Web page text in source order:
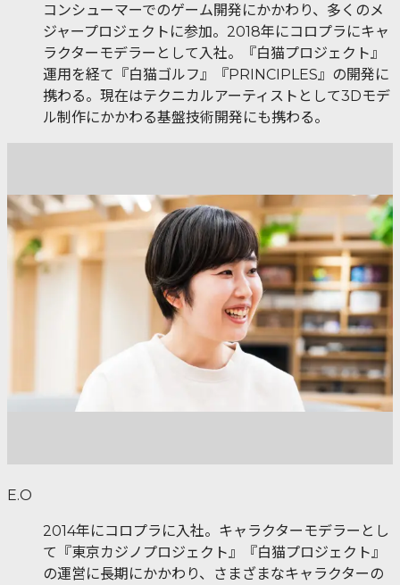
コンシューマーでのゲーム開発にかかわり、多くのメ
ジャープロジェクトに参加。2018年にコロプラにキャ
ラクターモデラーとして入社。『白猫プロジェクト』
運用を経て『白猫ゴルフ』『PRINCIPLES』の開発に
携わる。現在はテクニカルアーティストとして3Dモデ
ル制作にかかわる基盤技術開発にも携わる。
E.O
2014年にコロプラに入社。キャラクターモデラーとし
て『東京カジノプロジェクト』『白猫プロジェクト』
の運営に長期にかかわり、さまざまなキャラクターの